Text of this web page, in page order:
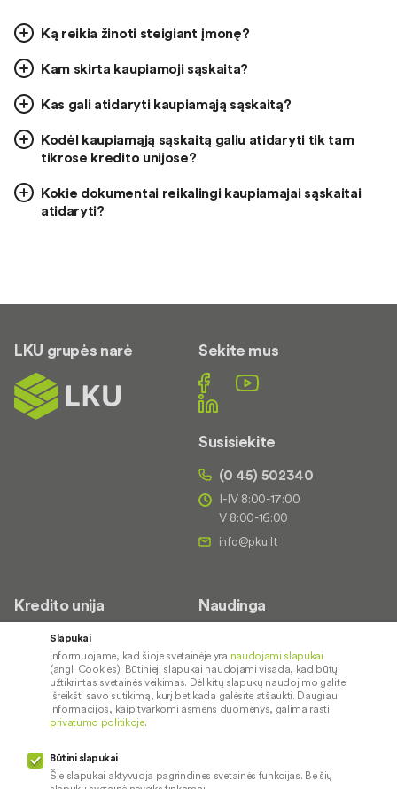
Ką reikia žinoti steigiant įmonę?
Kam skirta kaupiamoji sąskaita?
Kas gali atidaryti kaupiamąją sąskaitą?
Kodėl kaupiamąją sąskaitą galiu atidaryti tik tam
tikrose kredito unijose?
Kokie dokumentai reikalingi kaupiamajai sąskaitai
atidaryti?
LKU grupės narė Sekite mus
Susisiekite
(0 45) 502340
I-IV 8:00-17:00
V 8:00-16:00
Kredito unija
Apie mus
Kontaktai
Karjera
Socialinė atsakomybė
Naudinga
Palūkanų normos
Paslaugų teikimo sąlygos ir
įkainiai
Pranešėjų apsauga
Slapukai
Informuojame, kad šioje svetainėje yra naudojami slapukai
(angl. Cookies). Būtinieji slapukai naudojami visada, kad būtų
užtikrintas svetainės veikimas. Dėl kitų slapukų naudojimo galite
išreikšti savo sutikimą, kurį bet kada galėsite atšaukti. Daugiau
informacijos, kaip tvarkomi asmens duomenys, galima rasti
privatumo politikoje.
Būtini slapukai
Šie slapukai aktyvuoja pagrindines svetainės funkcijas. Be šių